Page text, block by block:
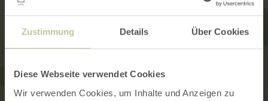
Zustimmung Details Über Cookies
Diese Webseite verwendet Cookies
Wir verwenden Cookies, um Inhalte und Anzeigen zu